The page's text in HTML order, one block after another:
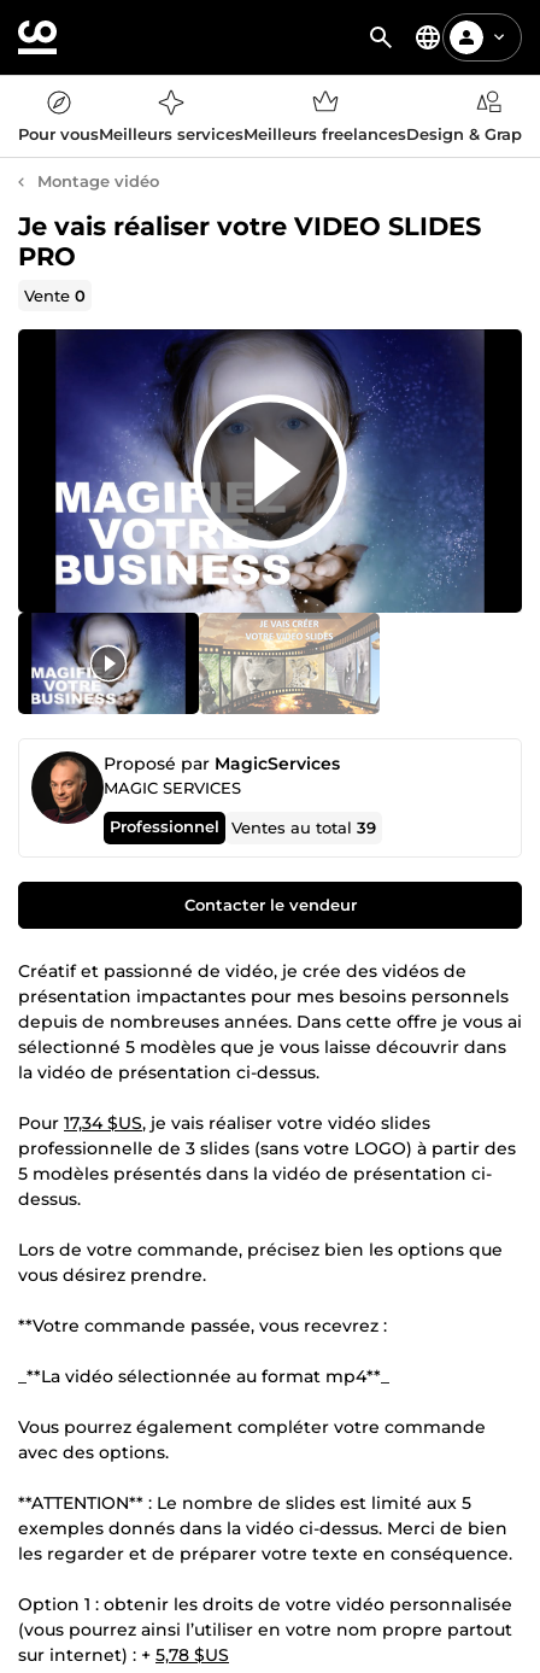
Pour vousMeilleurs servicesMeilleurs freelancesDesign &
Montage vidéo
Je vais réaliser votre VIDEO SLIDES
PRO
Vente0
Proposé par MagicServices
MAGIC SERVICES
Professionnel Ventes au total39
Contacter le vendeur
Créatif et passionné de vidéo, je crée des vidéos de
présentation impactantes pour mes besoins personnels
depuis de nombreuses années. Dans cette offre je vous ai
sélectionné 5 modèles que je vous laisse découvrir dans
la vidéo de présentation ci-dessus.
Pour 17,34 $US, je vais réaliser votre vidéo slides
professionnelle de 3 slides (sans votre LOGO) à partir des
5 modèles présentés dans la vidéo de présentation ci-
dessus.
Lors de votre commande, précisez bien les options que
vous désirez prendre.
**Votre commande passée, vous recevrez :
_**La vidéo sélectionnée au format mp4**_
Vous pourrez également compléter votre commande
avec des options.
**ATTENTION** : Le nombre de slides est limité aux 5
exemples donnés dans la vidéo ci-dessus. Merci de bien
les regarder et de préparer votre texte en conséquence.
Option 1 : obtenir les droits de votre vidéo personnalisée
(vous pourrez ainsi l’utiliser en votre nom propre partout
sur internet) : + 5,78 $US